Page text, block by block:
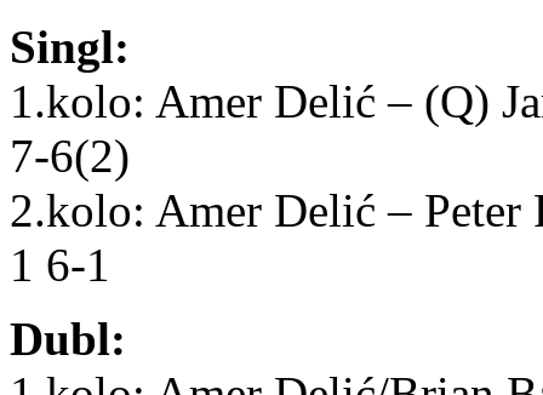
Singl:
1.kolo: Amer Delić – (Q)
7-6(2)
2.kolo: Amer Delić –
1 6-1
Dubl: